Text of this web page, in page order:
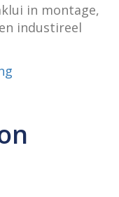
in montage,
industireel